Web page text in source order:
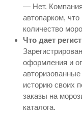
— Нет.
автопарком,
количество
Что дает
оформления и
историю своих
заказы на
каталога.